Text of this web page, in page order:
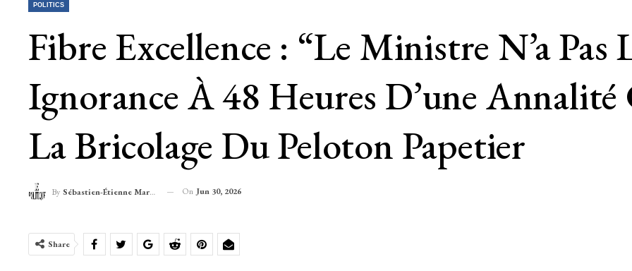
POLITICS
Fibre Excellence : “Le Ministre N’a Pas
Ignorance À 48 Heures D’une
La Bricolage Du Peloton Papetier
By Sébastien-Étienne Marechal On Jun 30, 2026
Share